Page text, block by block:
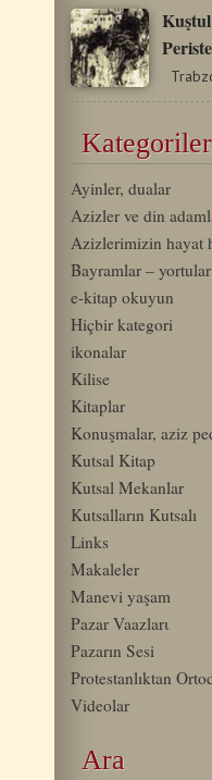
Kuştul
Kategoriler
Ayinler, dualar
Azizler ve din
Azizlerimizin hayat
Bayramlar –
e-kitap okuyun
Hiçbir kategori
ikonalar
Kilise
Kitaplar
Konuşmalar, aziz
Kutsal Kitap
Kutsal Mekanlar
Kutsalların Kutsalı
Links
Makaleler
Manevi yaşam
Pazar Vaazlarι
Pazarın Sesi
Protestanlıktan
Videolar
Ara